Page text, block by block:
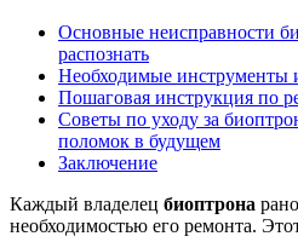
Основные неисправности
распознать
Необходимые инструменты
Пошаговая инструкция по
Советы по уходу за
поломок в будущем
Заключение
Каждый владелец биоптрона
необходимостью его ремонта.